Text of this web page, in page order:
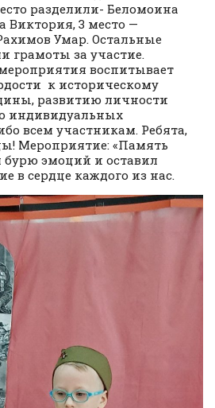
разделили- Беломоина
Виктория, 3 место —
Умар. Остальные
грамоты за участие.
воспитывает
к историческому
развитию личности
индивидуальных
всем участникам. Ребята,
Мероприятие: «Память
бурю эмоций и оставил
в сердце каждого из нас.